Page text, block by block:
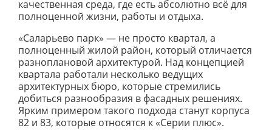
качественная среда, где есть абсолютно всё для
полноценной жизни, работы и отдыха.
«Саларьево парк» — не просто квартал, а
полноценный жилой район, который отличается
разноплановой архитектурой. Над концепцией
квартала работали несколько ведущих
архитектурных бюро, которые стремились
добиться разнообразия в фасадных решениях.
Ярким примером такого подхода станут корпуса
82 и 83, которые относятся к «Серии плюс».